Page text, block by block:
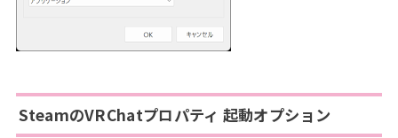
SteamのVRChatプロパティ 起動オプション